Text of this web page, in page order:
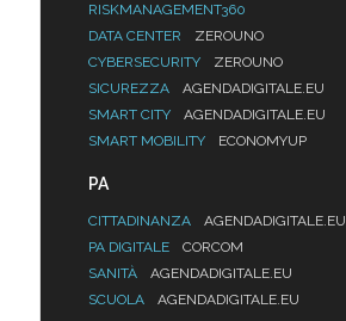
RISKMANAGEMENT360
DATA CENTER
ZEROUNO
CYBERSECURITY
ZEROUNO
SICUREZZA
AGENDADIGITALE.EU
SMART CITY
AGENDADIGITALE.EU
SMART MOBILITY
ECONOMYUP
PA
CITTADINANZA
AGENDADIGITALE.EU
PA DIGITALE
CORCOM
SANITÀ
AGENDADIGITALE.EU
SCUOLA
AGENDADIGITALE.EU